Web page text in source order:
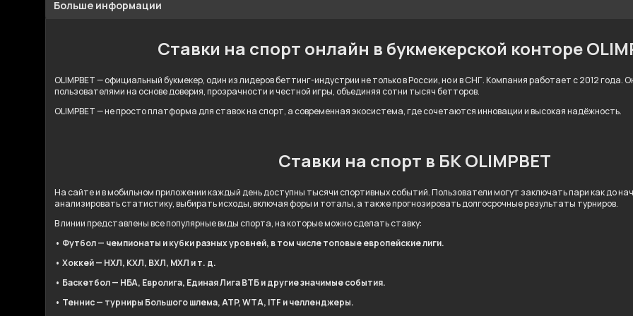
Больше информации
Ставки на спорт онлайн в букмекерской конторе
OLIMPBET — официальный букмекер, один из лидеров беттинг-индустрии не только в России, но и в СНГ. Компания работает с 2012 года.
пользователями на основе доверия, прозрачности и честной игры, объединяя сотни тысяч бетторов.
OLIMPBET — не просто платформа для ставок на спорт, а современная экосистема, где сочетаются инновации и высокая надёжность.
Ставки на спорт в БК OLIMPBET
На сайте и в мобильном приложении каждый день доступны тысячи спортивных событий. Пользователи могут заключать пари как до
анализировать статистику, выбирать исходы, включая форы и тоталы, а также прогнозировать долгосрочные результаты турниров.
В линии представлены все популярные виды спорта, на которые можно сделать ставку:
• Футбол — чемпионаты и кубки разных уровней, в том числе топовые европейские лиги.
• Хоккей — НХЛ, КХЛ, ВХЛ, МХЛ и т. д.
• Баскетбол — НБА, Евролига, Единая Лига ВТБ и другие значимые события.
• Теннис — турниры Большого шлема, ATP, WTA, ITF и челленджеры.